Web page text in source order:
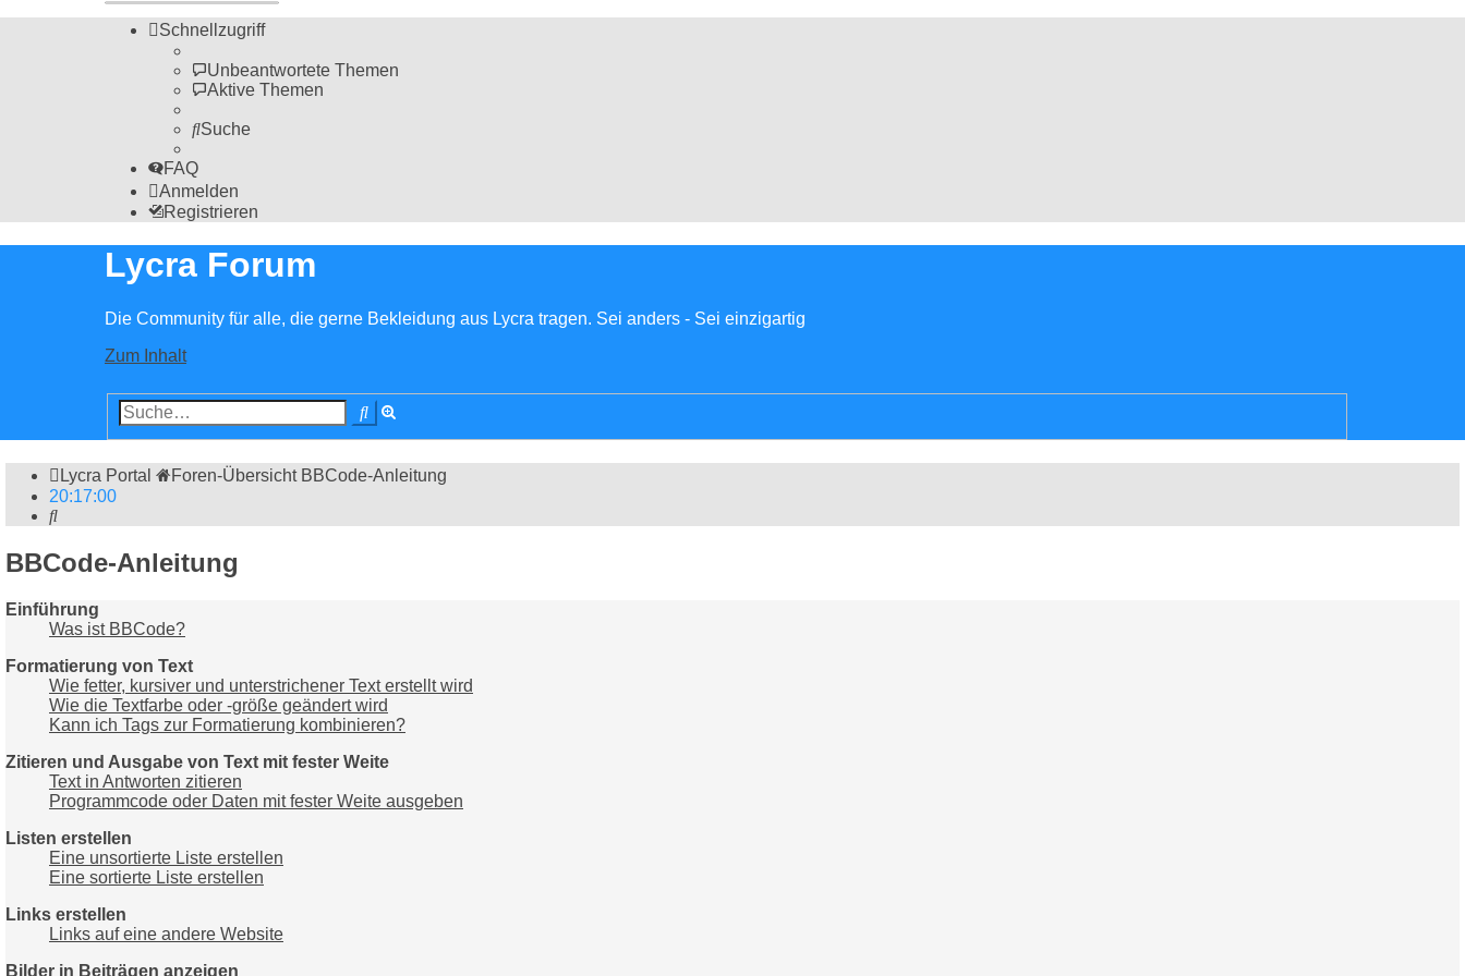
Schnellzugriff
Unbeantwortete Themen
Aktive Themen
Suche
FAQ
Anmelden
Registrieren
Lycra Forum
Die Community für alle, die gerne Bekleidung aus Lycra tragen. Sei anders - Sei einzigartig
Zum Inhalt
Suche
Lycra Portal Foren-Übersicht BBCode-Anleitung
20:17:01
Suche
BBCode-Anleitung
Einführung
Was ist BBCode?
Formatierung von Text
Wie fetter, kursiver und unterstrichener Text erstellt wird
Wie die Textfarbe oder -größe geändert wird
Kann ich Tags zur Formatierung kombinieren?
Zitieren und Ausgabe von Text mit fester Weite
Text in Antworten zitieren
Programmcode oder Daten mit fester Weite ausgeben
Listen erstellen
Eine unsortierte Liste erstellen
Eine sortierte Liste erstellen
Links erstellen
Links auf eine andere Website
Bilder in Beiträgen anzeigen